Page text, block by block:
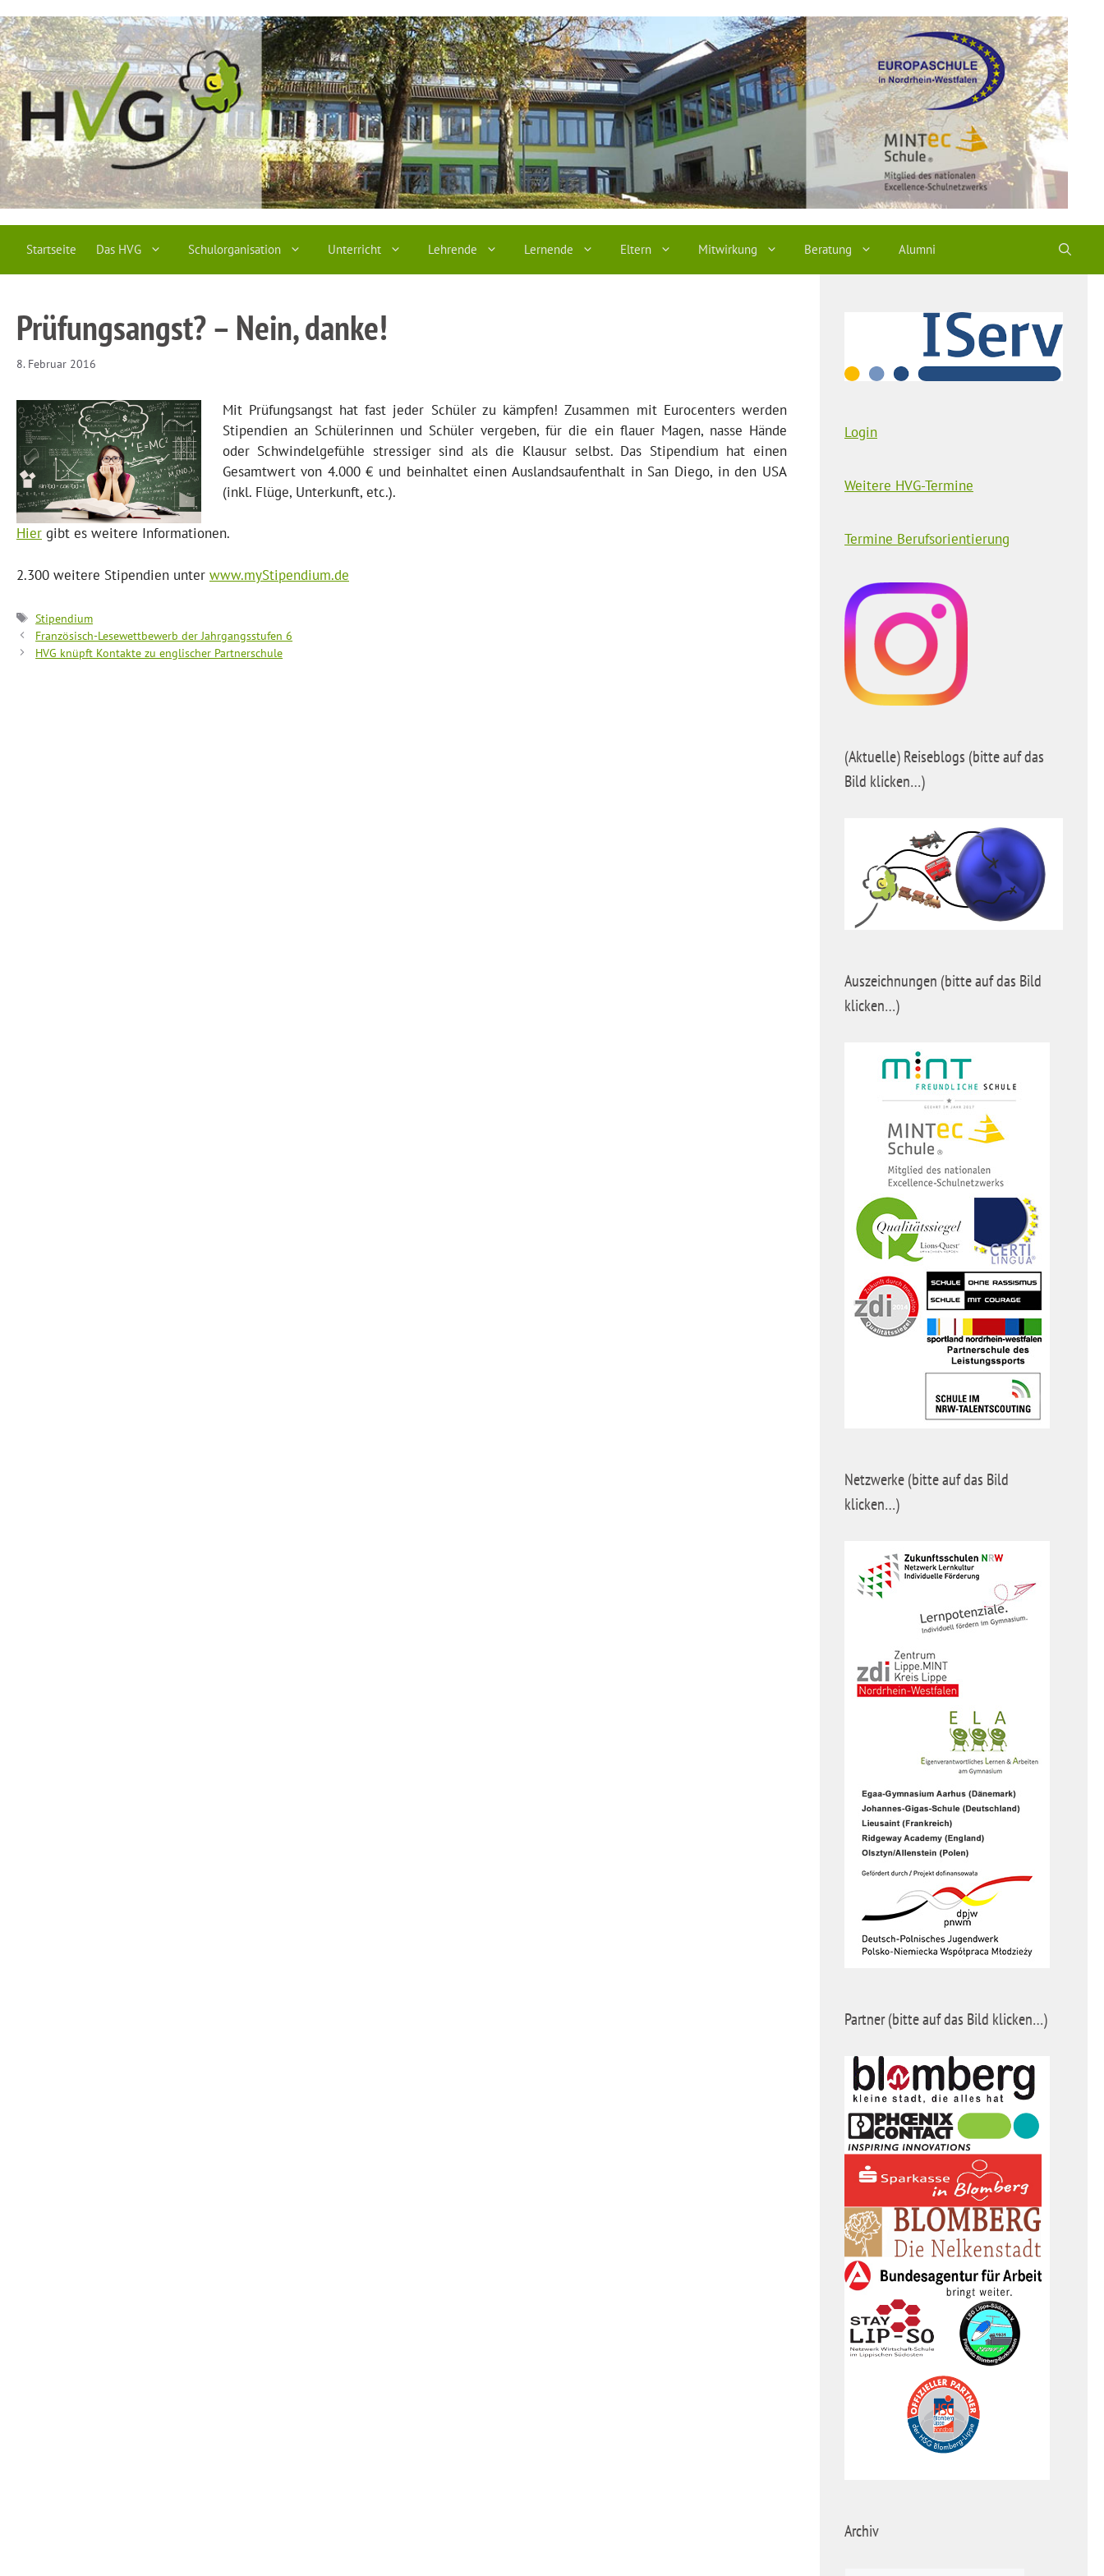
Inhalt
springen
Startseite Das HVG Schulorganisation Unterricht Lehrende Lernende Eltern Mitwirkung Beratung Alumni
Prüfungsangst? – Nein, danke!
8. Februar 2016
Mit Prüfungsangst hat fast jeder Schüler zu kämpfen! Zusammen mit Eurocenters werden
Stipendien an Schülerinnen und Schüler vergeben, für die ein flauer Magen, nasse Hände
oder Schwindelgefühle stressiger sind als die Klausur selbst. Das Stipendium hat einen
Gesamtwert von 4.000 € und beinhaltet einen Auslandsaufenthalt in San Diego, in den USA
(inkl. Flüge, Unterkunft, etc.).
Hier gibt es weitere Informationen.
2.300 weitere Stipendien unter www.myStipendium.de
Schlagwörter
Stipendium
Französisch-Lesewettbewerb der Jahrgangsstufen 6
HVG knüpft Kontakte zu englischer Partnerschule
Login
Weitere HVG-Termine
Termine Berufsorientierung
(Aktuelle) Reiseblogs (bitte auf das
Bild klicken…)
Auszeichnungen (bitte auf das Bild
klicken…)
Netzwerke (bitte auf das Bild
klicken…)
Partner (bitte auf das Bild klicken…)
Archiv